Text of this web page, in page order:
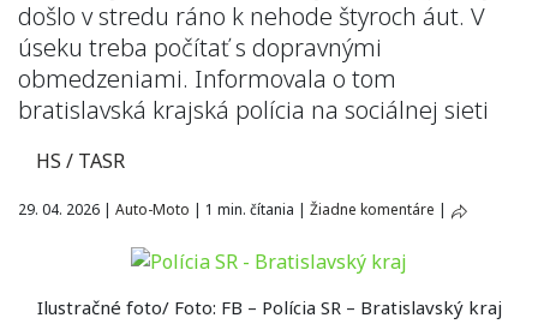
došlo v stredu ráno k nehode štyroch áut. V
úseku treba počítať s dopravnými
obmedzeniami. Informovala o tom
bratislavská krajská polícia na sociálnej sieti
HS / TASR
29. 04. 2026 | Auto-Moto | 1 min. čítania | Žiadne komentáre |
Ilustračné foto/ Foto: FB – Polícia SR – Bratislavský kraj